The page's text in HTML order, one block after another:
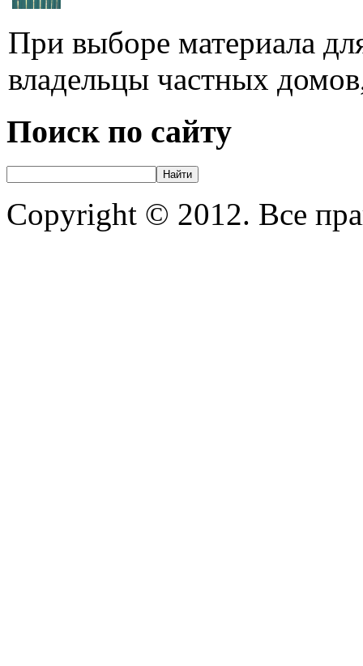
При выборе материала
владельцы частных
Поиск по сайту
Copyright © 2012. Все